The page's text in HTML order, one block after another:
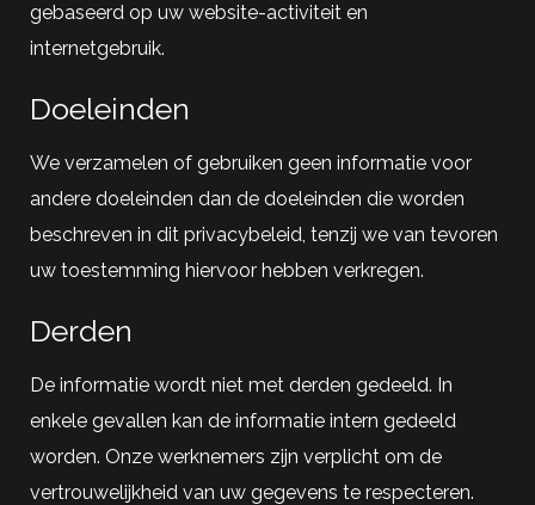
gebaseerd op uw website-activiteit en
internetgebruik.
Doeleinden
We verzamelen of gebruiken geen informatie voor
andere doeleinden dan de doeleinden die worden
beschreven in dit privacybeleid, tenzij we van tevoren
uw toestemming hiervoor hebben verkregen.
Derden
De informatie wordt niet met derden gedeeld. In
enkele gevallen kan de informatie intern gedeeld
worden. Onze werknemers zijn verplicht om de
vertrouwelijkheid van uw gegevens te respecteren.